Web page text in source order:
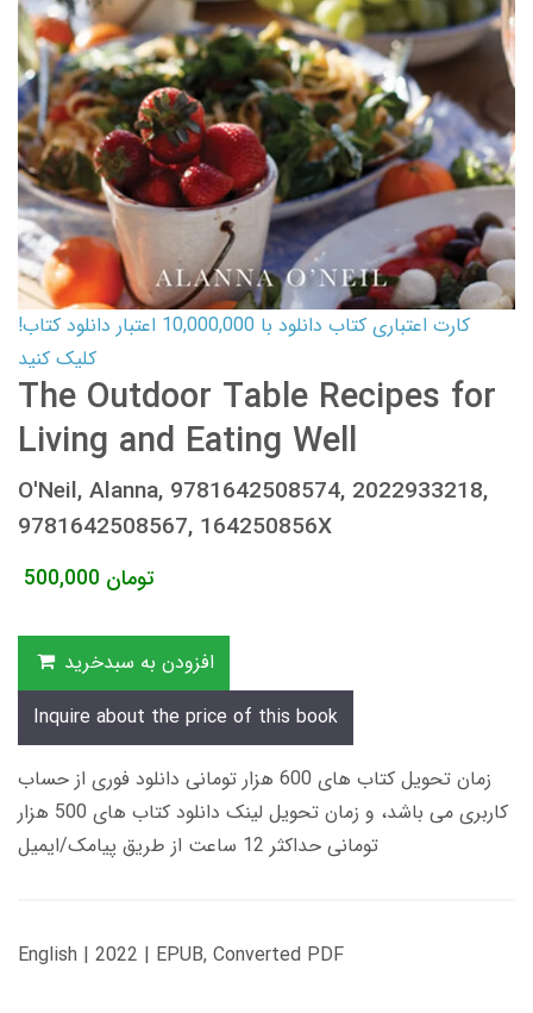
کارت اعتباری کتاب دانلود با 10,000,000 اعتبار دانلود کتاب!
کلیک کنید
The Outdoor Table Recipes for
Living and Eating Well
O'Neil, Alanna, 9781642508574, 2022933218,
9781642508567, 164250856X
500,000 تومان
افزودن به سبدخرید
Inquire about the price of this book
زمان تحویل کتاب های 600 هزار تومانی دانلود فوری از حساب
کاربری می باشد، و زمان تحویل لینک دانلود کتاب های 500 هزار
تومانی حداکثر 12 ساعت از طریق پیامک/ایمیل
English | 2022 | EPUB, Converted PDF